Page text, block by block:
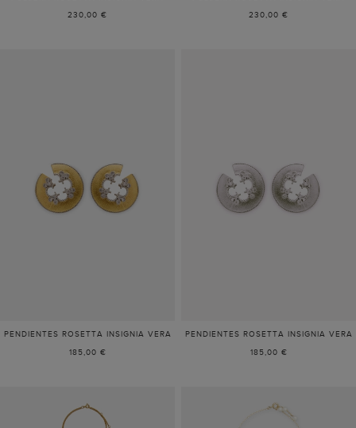
230,00 € 230,00 €
PENDIENTES ROSETTA INSIGNIA VERA
185,00 €
PENDIENTES ROSETTA INSIGNIA VERA
185,00 €